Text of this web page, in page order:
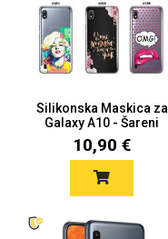
Silikonska Maskica za
Galaxy A10 - Šareni
moti...
10,90 €